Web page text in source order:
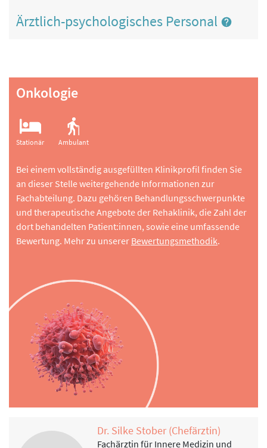
Ärztlich-psychologisches Personal
Onkologie
Stationär Ambulant
Bei einem vollständig ausgefüllten Klinikprofil finden Sie
an dieser Stelle weitergehende Informationen zur
Fachabteilung. Dazu gehören Behandlungsschwerpunkte
und therapeutische Angebote der Rehaklinik, die Zahl der
dort behandelten Patient:innen, sowie eine umfassende
Bewertung. Mehr zu unserer Bewertungsmethodik.
Dr. Silke Stober (Chefärztin)
Fachärztin für Innere Medizin und